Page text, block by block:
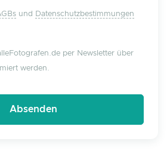
und
Datenschutzbestimmungen
per Newsletter über
werden.